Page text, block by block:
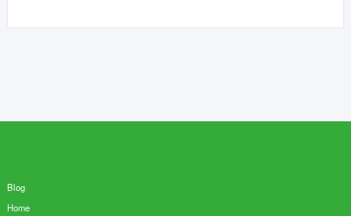
Blog
Home